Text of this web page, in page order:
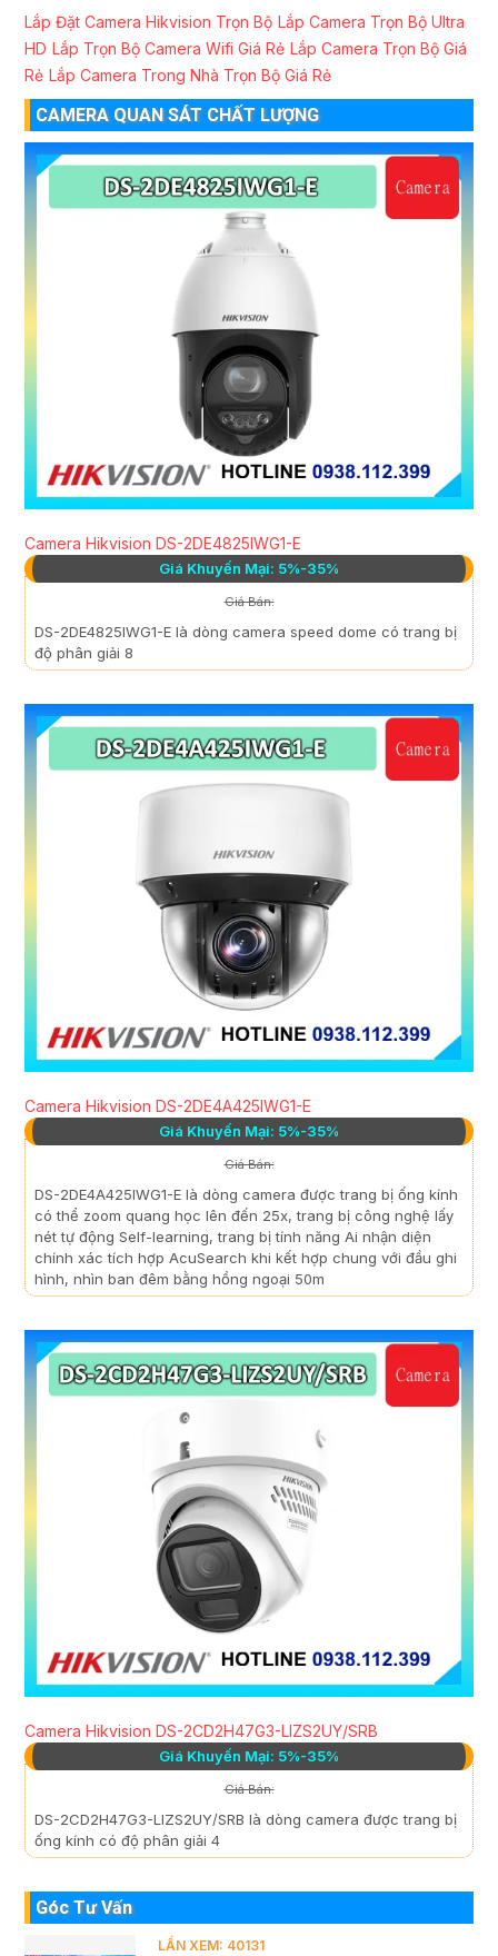
Lắp Đặt Camera Hikvision Trọn Bộ Lắp Camera Trọn Bộ Ultra
HD Lắp Trọn Bộ Camera Wifi Giá Rẻ Lắp Camera Trọn Bộ Giá
Rẻ Lắp Camera Trong Nhà Trọn Bộ Giá Rẻ
CAMERA QUAN SÁT CHẤT LƯỢNG
Camera Hikvision DS-2DE4825IWG1-E
Giá Khuyến Mại: 5%-35%
Giá Bán:
DS-2DE4825IWG1-E là dòng camera speed dome có trang bị
độ phân giải 8
Camera Hikvision DS-2DE4A425IWG1-E
Giá Khuyến Mại: 5%-35%
Giá Bán:
DS-2DE4A425IWG1-E là dòng camera được trang bị ống kính
có thể zoom quang học lên đến 25x, trang bị công nghệ lấy
nét tự động Self-learning, trang bị tính năng Ai nhận diện
chính xác tích hợp AcuSearch khi kết hợp chung với đầu ghi
hình, nhìn ban đêm bằng hồng ngoại 50m
Camera Hikvision DS-2CD2H47G3-LIZS2UY/SRB
Giá Khuyến Mại: 5%-35%
Giá Bán:
DS-2CD2H47G3-LIZS2UY/SRB là dòng camera được trang bị
ống kính có độ phân giải 4
Góc Tư Vấn
LẦN XEM: 40131